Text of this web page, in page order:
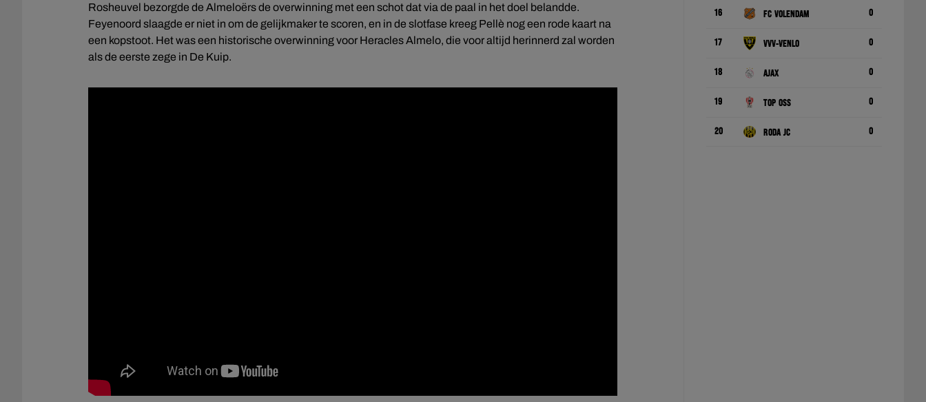
Rosheuvel bezorgde de Almeloërs de overwinning met een schot dat via de paal in het doel belandde.
Feyenoord slaagde er niet in om de gelijkmaker te scoren, en in de slotfase kreeg Pellè nog een rode kaart na
een kopstoot. Het was een historische overwinning voor Heracles Almelo, die voor altijd herinnerd zal worden
als de eerste zege in De Kuip.
16 FC Volendam 0
17 VVV-Venlo 0
18 Ajax 0
19 TOP Oss 0
20 Roda JC 0